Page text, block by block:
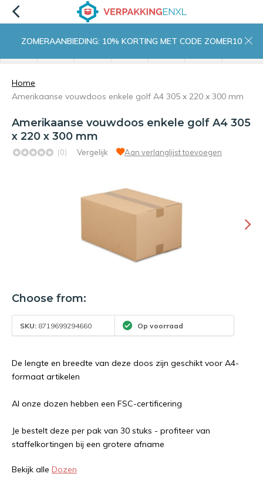
ZOMERAANBIEDING: 10% KORTING MET CODE ZOMER10
Home
Amerikaanse vouwdoos enkele golf A4 305 x 220 x 300 mm
Amerikaanse vouwdoos enkele golf A4 305
x 220 x 300 mm
(0) Vergelijk Aan verlanglijst toevoegen
Choose from:
SKU: 8719699294660 Op voorraad
De lengte en breedte van deze doos zijn geschikt voor A4-
formaat artikelen
Al onze dozen hebben een FSC-certificering
Je bestelt deze per pak van 30 stuks - profiteer van
staffelkortingen bij een grotere afname
Bekijk alle Dozen